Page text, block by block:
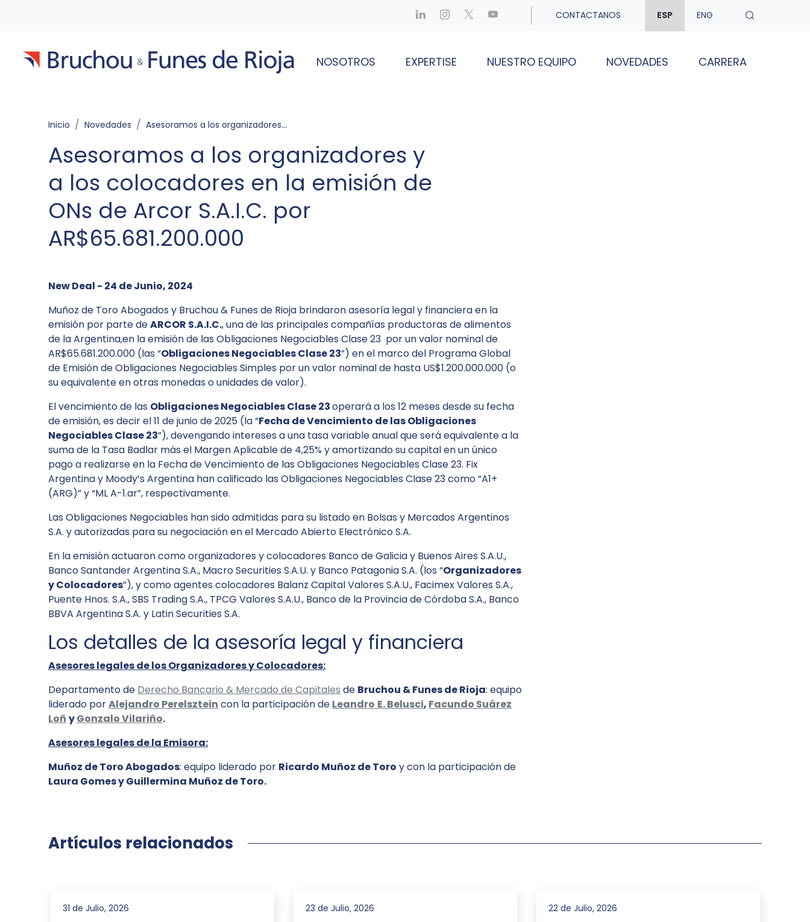
CONTACTANOS ESP ENG
NOSOTROS EXPERTISE NUESTRO EQUIPO NOVEDADES CARRERA
Inicio Novedades Asesoramos a los organizadores y a los colocadores en la emisión de ONs de Arcor S.A.I.C. por AR$65.681.200.000
Asesoramos a los organizadores y
a los colocadores en la emisión de
ONs de Arcor S.A.I.C. por
AR$65.681.200.000
New Deal - 24 de Junio, 2024
Muñoz de Toro Abogados y Bruchou & Funes de Rioja brindaron asesoría legal y financiera en la
emisión por parte deARCOR S.A.I.C., una de las principales compañías productoras de alimentos
de la Argentina,en la emisión de las Obligaciones Negociables Clase 23 por un valor nominal de
AR$65.681.200.000 (las “Obligaciones Negociables Clase 23”) en el marco del Programa Global
de Emisión de Obligaciones Negociables Simples por un valor nominal de hasta US$1.200.000.000 (o
su equivalente en otras monedas o unidades de valor).
El vencimiento de las Obligaciones Negociables Clase 23operará a los 12 meses desde su fecha
de emisión, es decir el 11 de junio de 2025 (la “Fecha de Vencimiento de las Obligaciones
Negociables Clase 23”), devengando intereses a una tasa variable anual que será equivalente a la
suma de la Tasa Badlar más el Margen Aplicable de 4,25% y amortizando su capital en un único
pago a realizarse en la Fecha de Vencimiento de las Obligaciones Negociables Clase 23. Fix
Argentina y Moody’s Argentina han calificado las Obligaciones Negociables Clase 23 como “A1+
(ARG)” y “ML A-1.ar”, respectivamente.
Las Obligaciones Negociables han sido admitidas para su listado en Bolsas y Mercados Argentinos
S.A. y autorizadas para su negociación en el Mercado Abierto Electrónico S.A.
En la emisión actuaron como organizadores y colocadores Banco de Galicia y Buenos Aires S.A.U.,
Banco Santander Argentina S.A., Macro Securities S.A.U. y Banco Patagonia S.A. (los “Organizadores
y Colocadores”), y como agentes colocadores Balanz Capital Valores S.A.U., Facimex Valores S.A.,
Puente Hnos. S.A., SBS Trading S.A., TPCG Valores S.A.U., Banco de la Provincia de Córdoba S.A., Banco
BBVA Argentina S.A. y Latin Securities S.A.
Los detalles de la asesoría legal y financiera
Asesores legales de los Organizadores y Colocadores:
Departamento de Derecho Bancario & Mercado de Capitales de Bruchou & Funes de Rioja: equipo
liderado porAlejandro Perelsztein con la participación de Leandro E. Belusci, Facundo Suárez
Loñ yGonzalo Vilariño.
Asesores legales de la Emisora:
Muñoz de Toro Abogados: equipo liderado por Ricardo Muñoz de Toro y con la participación de
Laura Gomes y Guillermina Muñoz de Toro.
Artículos relacionados
31 de Julio, 2026 23 de Julio, 2026 22 de Julio, 2026